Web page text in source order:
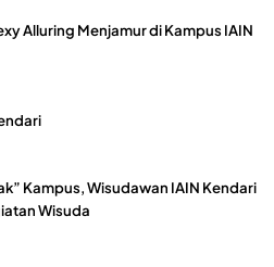
Alluring Menjamur di Kampus IAIN
Kampus, Wisudawan IAIN Kendari
Wisuda